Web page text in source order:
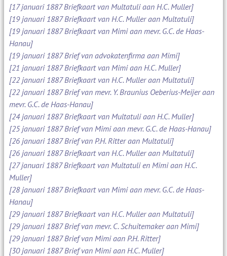
[17 januari 1887 Briefkaart van Multatuli aan H.C. Muller]
[19 januari 1887 Briefkaart van H.C. Muller aan Multatuli]
[19 januari 1887 Briefkaart van Mimi aan mevr. G.C. de Haas-
Hanau]
[19 januari 1887 Brief van advokatenfirma aan Mimi]
[21 januari 1887 Briefkaart van Mimi aan H.C. Muller]
[22 januari 1887 Briefkaart van H.C. Muller aan Multatuli]
[22 januari 1887 Brief van mevr. Y. Braunius Oeberius-Meijer aan
mevr. G.C. de Haas-Hanau]
[24 januari 1887 Briefkaart van Multatuli aan H.C. Muller]
[25 januari 1887 Brief van Mimi aan mevr. G.C. de Haas-Hanau]
[26 januari 1887 Brief van P.H. Ritter aan Multatuli]
[26 januari 1887 Briefkaart van H.C. Muller aan Multatuli]
[27 januari 1887 Briefkaart van Multatuli en Mimi aan H.C.
Muller]
[28 januari 1887 Briefkaart van Mimi aan mevr. G.C. de Haas-
Hanau]
[29 januari 1887 Briefkaart van H.C. Muller aan Multatuli]
[29 januari 1887 Brief van mevr. C. Schuitemaker aan Mimi]
[29 januari 1887 Brief van Mimi aan P.H. Ritter]
[30 januari 1887 Brief van Mimi aan H.C. Muller]